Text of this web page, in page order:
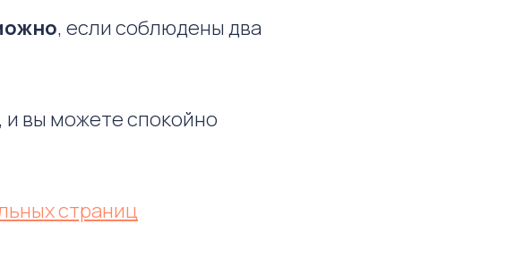
, если соблюдены два
и вы можете спокойно
страниц